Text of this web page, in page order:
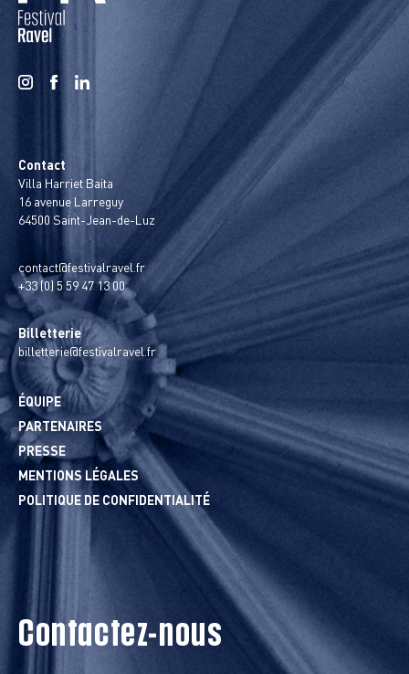
Contact
Villa Harriet Baita
16 avenue Larreguy
64500 Saint-Jean-de-Luz
contact@festivalravel.fr
+33 (0) 5 59 47 13 00
Billetterie
billetterie@festivalravel.fr
ÉQUIPE
PARTENAIRES
PRESSE
MENTIONS LÉGALES
POLITIQUE DE CONFIDENTIALITÉ
Contactez-nous